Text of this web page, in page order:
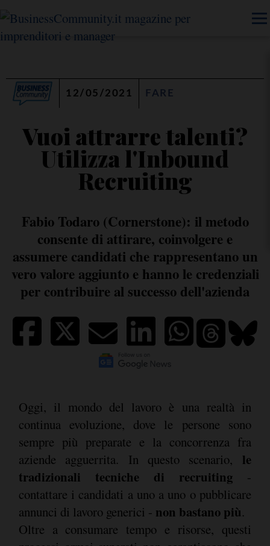
12/05/2021 FARE
Vuoi attrarre talenti?
Utilizza l'Inbound
Recruiting
Fabio Todaro (Cornerstone): il metodo
consente di attirare, coinvolgere e
assumere candidati che rappresentano un
vero valore aggiunto e hanno le credenziali
per contribuire al successo dell'azienda
Oggi, il mondo del lavoro è una realtà in
continua evoluzione, dove le persone sono
sempre più preparate e la concorrenza fra
aziende agguerrita. In questo scenario, le
tradizionali tecniche di recruiting-
contattare i candidati a uno a uno o pubblicare
annunci di lavoro generici - non bastano più.
Oltre a consumare tempo e risorse, questi